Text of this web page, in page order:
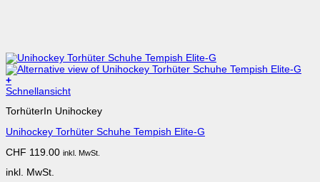
+
Dieses
weist
Varianten
Die
können
Schnellansicht
TorhüterIn Unihockey
Unihockey Torhüter Schuhe Tempish Elite-G
CHF 119.00 inkl. MwSt.
inkl. MwSt.